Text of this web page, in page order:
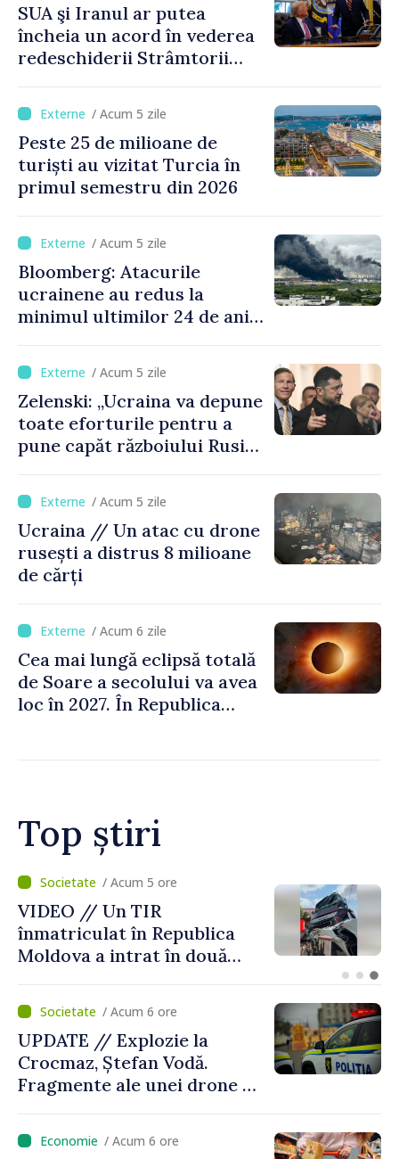
SUA şi Iranul ar putea
încheia un acord în vederea
redeschiderii Strâmtorii
anunţă secretarul american
al Trezoreriei
/ Acum 5 zile
Peste 25 de milioane de
turiști au vizitat Turcia în
primul semestru din 2026
/ Acum 5 zile
Bloomberg: Atacurile
ucrainene au redus la
minimul ultimilor 24 de ani
Rusia
/ Acum 5 zile
Zelenski: „Ucraina va depune
toate eforturile pentru a
pune capăt războiului Rusiei
/ Acum 5 zile
Ucraina // Un atac cu drone
rusești a distrus 8 milioane
de cărți
/ Acum 6 zile
Cea mai lungă eclipsă totală
de Soare a secolului va avea
loc în 2027. În Republica
Top știri
/ Acum 2 ore
Judocanul Vladimir Iacomi a
cucerit bronzul la Cupa
Europei de tineret de la
/ Acum 6 ore
UPDATE // Explozie la
Crocmaz, Ștefan Vodă.
Fragmente ale unei drone de
locului
/ Acum 6 ore